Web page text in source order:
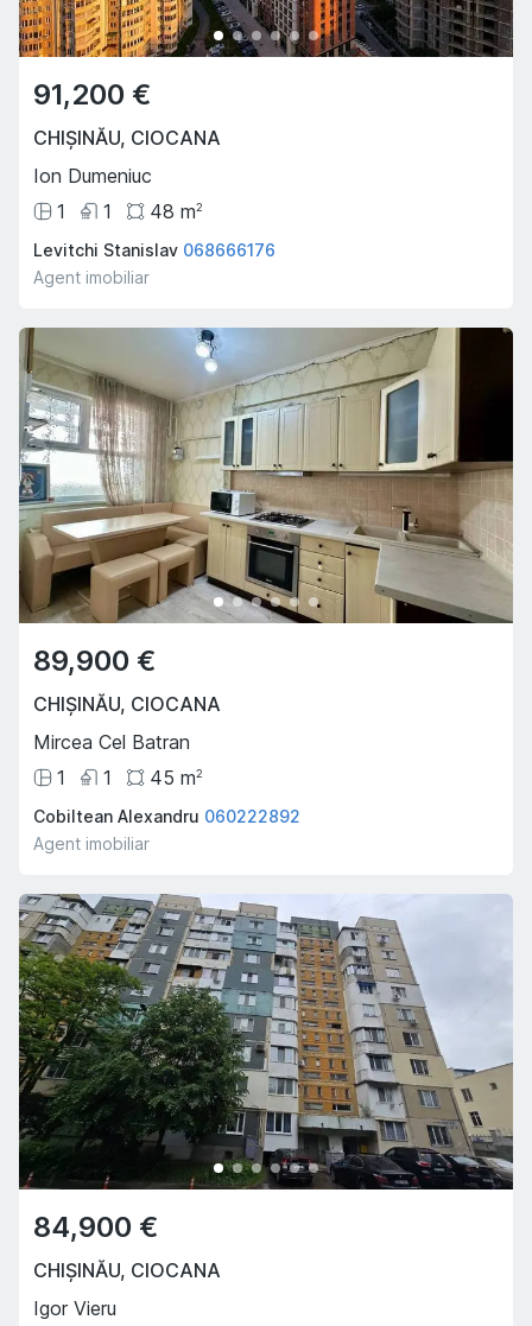
91,200 €
CHIȘINĂU, CIOCANA
Ion Dumeniuc
1
1 48 m2
Levitchi Stanislav 068666176
Agent imobiliar
89,900 €
CHIȘINĂU, CIOCANA
Mircea Cel Batran
1
1 45 m2
Cobiltean Alexandru 060222892
Agent imobiliar
84,900 €
CHIȘINĂU, CIOCANA
Igor Vieru